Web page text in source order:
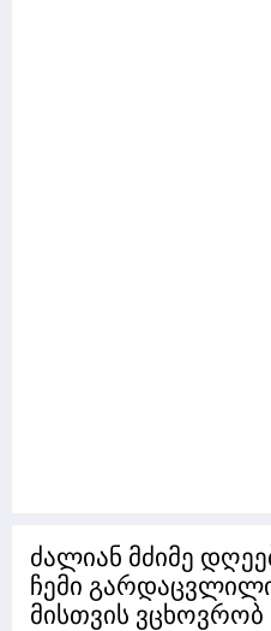
ძალიან მძიმე
ჩემი
მისთვის ვცხოვრობ